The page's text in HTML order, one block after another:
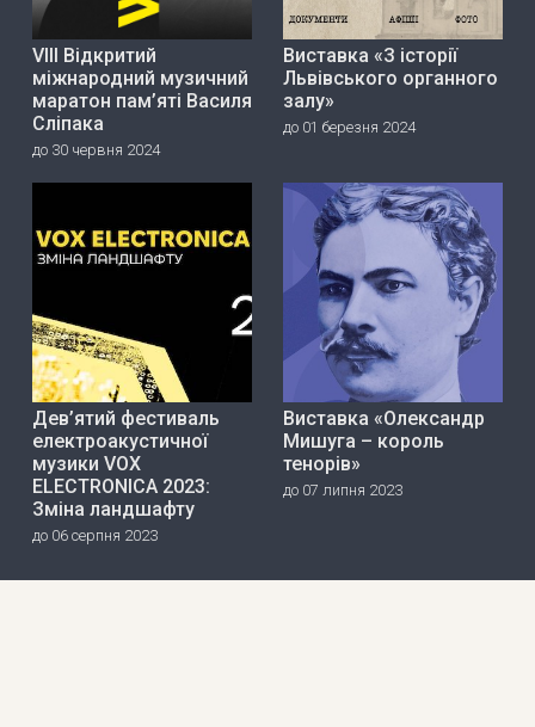
VIII Відкритий
міжнародний музичний
маратон пам’яті Василя
Сліпака
до 30 червня 2024
Виставка «З історії
Львівського органного
залу»
до 01 березня 2024
Дев’ятий фестиваль
електроакустичної
музики VOX
ELECTRONICA 2023:
Зміна ландшафту
до 06 серпня 2023
Виставка «Олександр
Мишуга – король
тенорів»
до 07 липня 2023